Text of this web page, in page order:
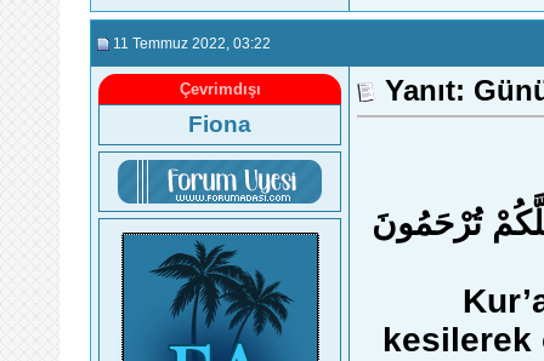
11 Temmuz 2022 , 03:22
Çevrimdışı
Fiona
Yanıt:
تُرْحَمُونَ
kesilerek